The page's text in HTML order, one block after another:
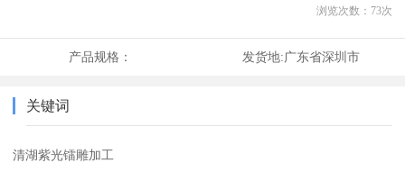
浏览次数： 73次
产品规格： 发货地:广东省深圳市
关键词
清湖紫光镭雕加工